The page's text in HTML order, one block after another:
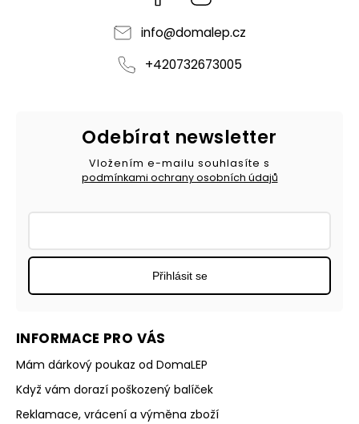
info@domalep.cz
+420732673005
INFORMACE PRO VÁS
Mám dárkový poukaz od DomaLEP
Když vám dorazí poškozený balíček
Reklamace, vrácení a výměna zboží
Odebírat newsletter
Vložením e-mailu souhlasíte s
podmínkami ochrany osobních údajů
Přihlásit se